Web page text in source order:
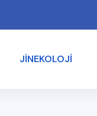
JINEKOLOJI